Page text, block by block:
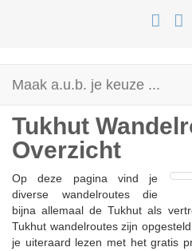
Maak a.u.b. je keuze ...
Tukhut
Overzicht
Op deze pagina vind je
diverse wandelroutes die
bijna allemaal de Tukhut als
Tukhut wandelroutes zijn
je uiteraard lezen met het gratis